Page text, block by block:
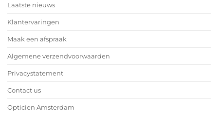
Laatste nieuws
Klantervaringen
Maak een afspraak
Algemene verzendvoorwaarden
Privacystatement
Contact us
Opticien Amsterdam